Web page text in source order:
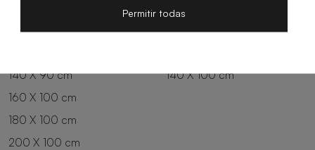
100 X 90 cm
140 X 90 cm
180 X 90 cm
200 X 90 cm
140 X 100 cm
160 X 100 cm
180 X 100 cm
200 X 100 cm
Permitir todas